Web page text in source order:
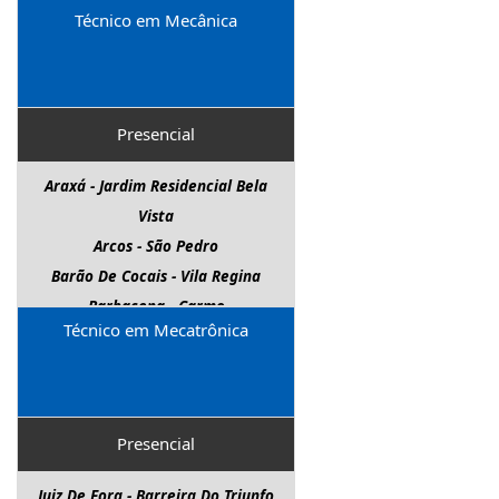
Técnico em Mecânica
Presencial
Araxá - Jardim Residencial Bela
Vista
Arcos - São Pedro
Barão De Cocais - Vila Regina
Barbacena - Carmo
Barroso - Centro
Cláudio - Anel Rodoviário
Conceição Do Mato Dentro -
Técnico em Mecatrônica
Presencial